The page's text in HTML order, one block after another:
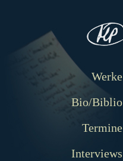
Werke
Bio/Biblio
Termine
Interviews